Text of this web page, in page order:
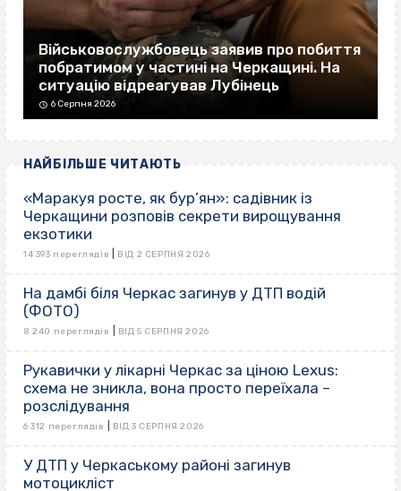
Військовослужбовець заявив про побиття
побратимом у частині на Черкащині. На
ситуацію відреагував Лубінець
6 Серпня 2026
НАЙБІЛЬШЕ ЧИТАЮТЬ
«Маракуя росте, як бур’ян»: садівник із
Черкащини розповів секрети вирощування
екзотики
14 393 переглядів ВІД 2 СЕРПНЯ 2026
На дамбі біля Черкас загинув у ДТП водій
(ФОТО)
8 240 переглядів ВІД 5 СЕРПНЯ 2026
Рукавички у лікарні Черкас за ціною Lexus:
схема не зникла, вона просто переїхала –
розслідування
6 312 переглядів ВІД 3 СЕРПНЯ 2026
У ДТП у Черкаському районі загинув
мотоцикліст